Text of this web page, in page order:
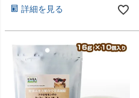
詳細を見る